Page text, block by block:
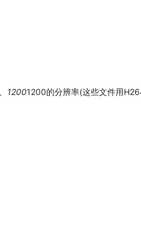
12001200的分辨率(这些文件用